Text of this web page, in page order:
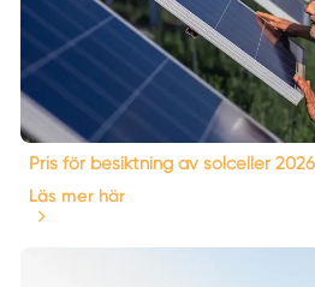
Pris för besiktning av solceller 2026
Läs mer här